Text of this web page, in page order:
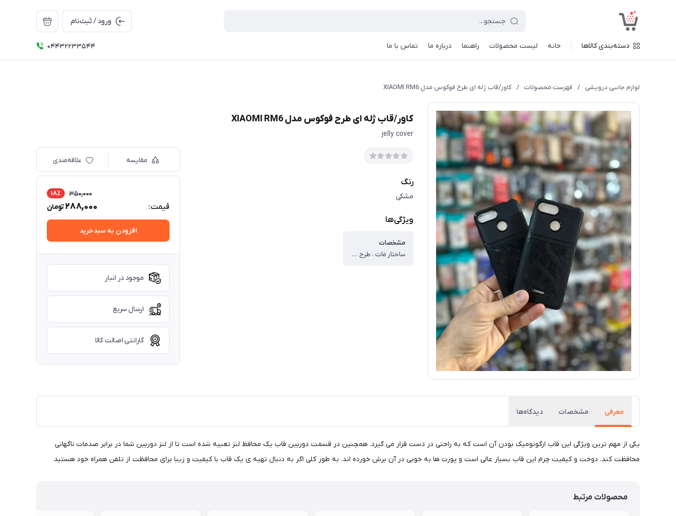
ورود / ثبت‌نام
دسته‌بندی کالاها خانه لیست محصولات راهنما درباره ما تماس با ما 04432233544
لوازم جانبی درویشی / فهرست محصولات / کاور/قاب ژله ای طرح فوکوس مدل XIAOMI RM6
کاور/قاب ژله ای طرح فوکوس مدل XIAOMI RM6
jelly cover
رنگ
مشکی
ویژگی‌ها
مشخصات
ساختار مات ، طرح برجسته ، پوشش پشت ، پوشش دکمه ها ، پوشش لبه ها ، محافظ لنز دوربین
مقایسه علاقه‌مندی
قیمت:
350,000 18٪
288,000تومان
افزودن به سبدخرید
موجود در انبار
ارسال سریع
گارانتی اصالت کالا
معرفی مشخصات دیدگاه‌ها
یکی از مهم ترین ویژگی این قاب ارگونومیک بودن آن است که به راحتی در دست قرار می گیرد. همچنین در قسمت دوربین قاب یک محافظ لنز تعبیه شده است تا از لنز دوربین شما در برابر صدمات ناگهانی
محافظت کند. دوخت و کیفیت چرم این قاب بسیار عالی است و پورت ها به خوبی در آن برش خورده اند. به طور کلی اگر به دنبال تهیه ی یک قاب با کیفیت و زیبا برای محافظت از تلفن همراه خود هستید
محصولات مرتبط